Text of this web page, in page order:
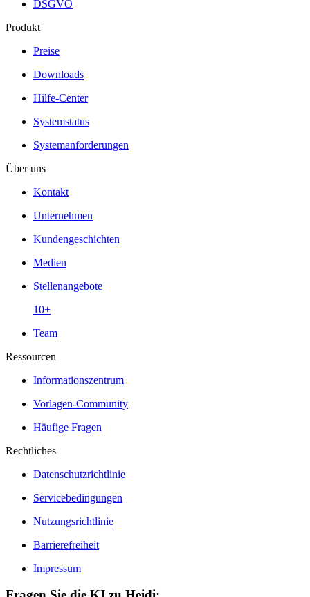
DSGVO
Produkt
Preise
Downloads
Hilfe-Center
Systemstatus
Systemanforderungen
Über uns
Kontakt
Unternehmen
Kundengeschichten
Medien
Stellenangebote
10+
Team
Ressourcen
Informationszentrum
Vorlagen-Community
Häufige Fragen
Rechtliches
Datenschutzrichtlinie
Servicebedingungen
Nutzungsrichtlinie
Barrierefreiheit
Impressum